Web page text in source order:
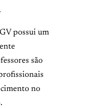
possui um
são
no